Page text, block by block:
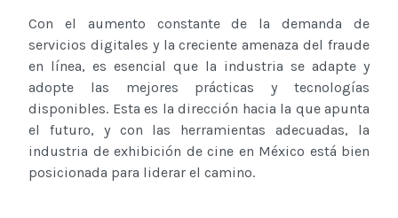
Con el aumento constante de la demanda de
servicios digitales y la creciente amenaza del fraude
en línea, es esencial que la industria se adapte y
adopte las mejores prácticas y tecnologías
disponibles. Esta es la dirección hacia la que apunta
el futuro, y con las herramientas adecuadas, la
industria de exhibición de cine en México está bien
posicionada para liderar el camino.